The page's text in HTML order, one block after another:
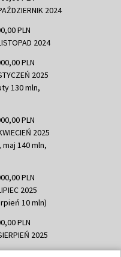
2024
PLN
2024
PLN
2025
130 mln,
PLN
2025
140 mln,
PLN
2025
10 mln)
PLN
2025